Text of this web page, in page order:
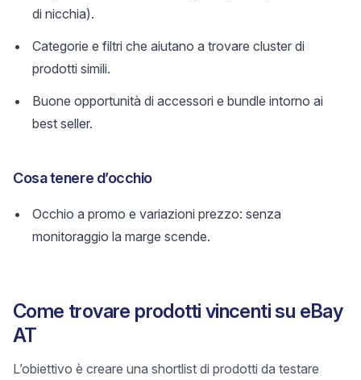
di nicchia).
Categorie e filtri che aiutano a trovare cluster di
prodotti simili.
Buone opportunità di accessori e bundle intorno ai
best seller.
Cosa tenere d’occhio
Occhio a promo e variazioni prezzo: senza
monitoraggio la marge scende.
Come trovare prodotti vincenti su eBay
AT
L’obiettivo è creare una shortlist di prodotti da testare